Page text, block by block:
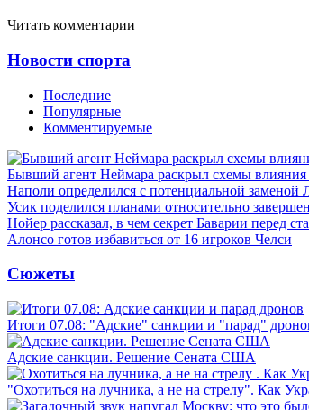
Читать комментарии
Новости спорта
Последние
Популярные
Комментируемые
Бывший агент Неймара раскрыл схемы
Наполи определился с потенциальной заменой
Усик поделился планами относительно
Нойер рассказал, в чем секрет Баварии перед
Алонсо готов избавиться от 16 игроков Челси
Сюжеты
Итоги 07.08: "Адские" санкции и "парад"
Адские санкции. Решение Сената США
"Охотиться на лучника, а не на стрелу". Как